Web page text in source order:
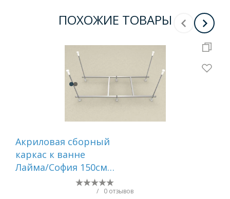
ПОХОЖИЕ ТОВАРЫ
Акриловая сборный
каркас к ванне
Лайма/София 150см
/ 0 отзывов